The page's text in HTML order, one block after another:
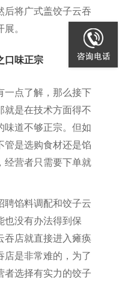
后将广式盖饺子云吞
。
口味正宗
一点了解，那么接下
就是在技术方面得不
味道不够正宗。但如
管是选购食材还是馅
经营者只需要下单就
聘馅料调配和饺子云
也没有办法得到保
吞店就直接进入瘫痪
店是非常难的，为了
者选择有实力的饺子